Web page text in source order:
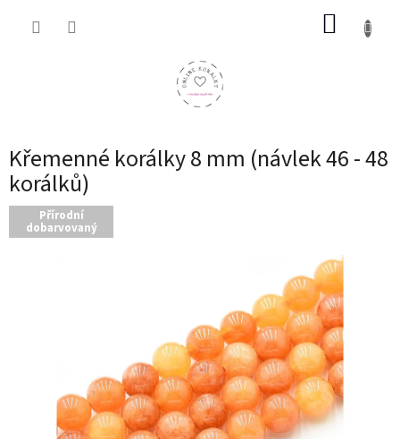
Křemenné korálky 8 mm (návlek 46 - 48
korálků)
Přírodní
dobarvovaný